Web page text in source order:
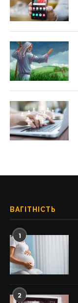
ВАГІТНІСТЬ
1
2